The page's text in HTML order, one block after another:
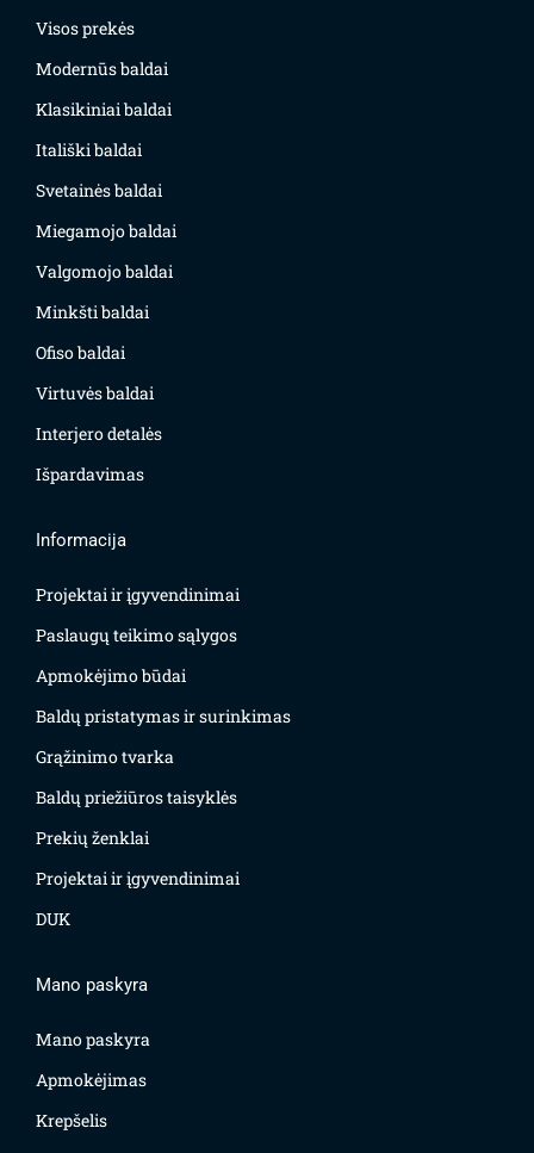
Visos prekės
Modernūs baldai
Klasikiniai baldai
Itališki baldai
Svetainės baldai
Miegamojo baldai
Valgomojo baldai
Minkšti baldai
Ofiso baldai
Virtuvės baldai
Interjero detalės
Išpardavimas
Informacija
Projektai ir įgyvendinimai
Paslaugų teikimo sąlygos
Apmokėjimo būdai
Baldų pristatymas ir surinkimas
Grąžinimo tvarka
Baldų priežiūros taisyklės
Prekių ženklai
Projektai ir įgyvendinimai
DUK
Mano paskyra
Mano paskyra
Apmokėjimas
Krepšelis